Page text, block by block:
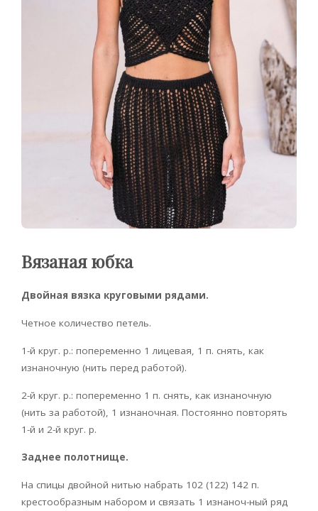
Вязаная юбка
Двойная вязка круговыми рядами.
Четное количество петель.
1-й круг. р.: попеременно 1 лицевая, 1 п. снять, как
изнаночную (нить перед работой).
2-й круг. р.: попеременно 1 п. снять, как изнаночную
(нить за работой), 1 изнаночная. Постоянно повторять
1-й и 2-й круг. р.
Заднее полотнище.
На спицы двойной нитью набрать 102 (122) 142 п.
крестообразным набором и связать 1 изнаноч-ный ряд